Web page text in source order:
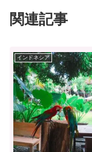
関連記事
インドネシア